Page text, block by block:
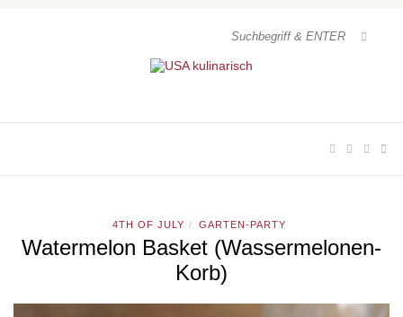
4TH OF JULY / GARTEN-PARTY
Watermelon Basket (Wassermelonen-
Korb)